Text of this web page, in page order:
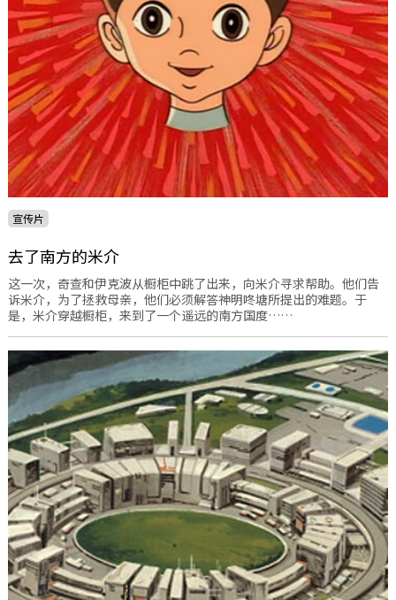
宣传片
去了南方的米介
这一次，奇查和伊克波从橱柜中跳了出来，向米介寻求帮助。他们告
诉米介，为了拯救母亲，他们必须解答神明咚塘所提出的难题。于
是，米介穿越橱柜，来到了一个遥远的南方国度……